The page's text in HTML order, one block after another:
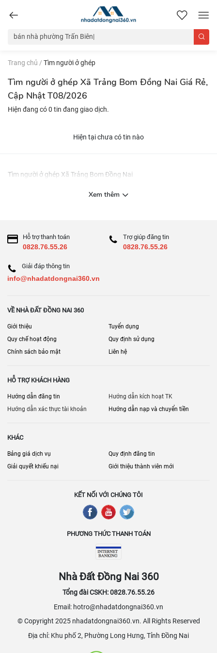
nhadatdongnai360.vn
Trang chủ / Tìm người ở ghép
Tìm người ở ghép Xã Trảng Bom Đồng Nai Giá Rẻ,
Cập Nhật T08/2026
Hiện đang có 0 tin đang giao dịch.
Hiện tại chưa có tin nào
Tìm người ở ghép Xã Trảng Bom Đồng Nai
Xem thêm
Hỗ trợ thanh toán
0828.76.55.26
Trợ giúp đăng tin
0828.76.55.26
Giải đáp thông tin
info@nhadatdongnai360.vn
VỀ NHÀ ĐẤT ĐỒNG NAI 360
Giới thiệu
Tuyển dụng
Quy chế hoạt động
Quy định sử dụng
Chính sách bảo mật
Liên hệ
HỖ TRỢ KHÁCH HÀNG
Hướng dẫn đăng tin
Hướng dẫn kích hoạt TK
Hướng dẫn xác thực tài khoản
Hướng dẫn nạp và chuyển tiền
KHÁC
Bảng giá dịch vụ
Quy định đăng tin
Giải quyết khiếu nại
Giới thiệu thành viên mới
KẾT NỐI VỚI CHÚNG TÔI
PHƯƠNG THỨC THANH TOÁN
Nhà Đất Đồng Nai 360
Tổng đài CSKH: 0828.76.55.26
Email: hotro@nhadatdongnai360.vn
© Copyright 2025 nhadatdongnai360.vn. All Rights Reserved
Địa chỉ: Khu phố 2, Phường Long Hưng, Tỉnh Đồng Nai